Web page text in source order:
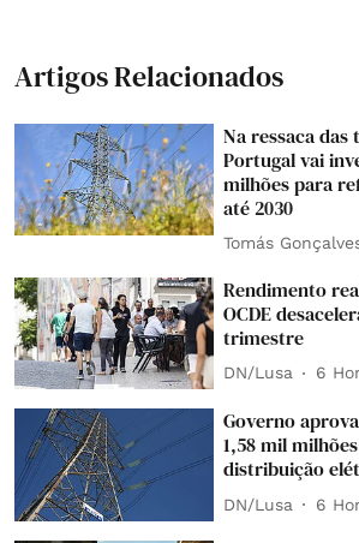
Artigos Relacionados
Na ressaca das
Portugal vai
milhões para
até 2030
Tomás
Rendimento
OCDE
trimestre
DN/Lusa 6
Governo
1,58 mil
distribuição
DN/Lusa 6